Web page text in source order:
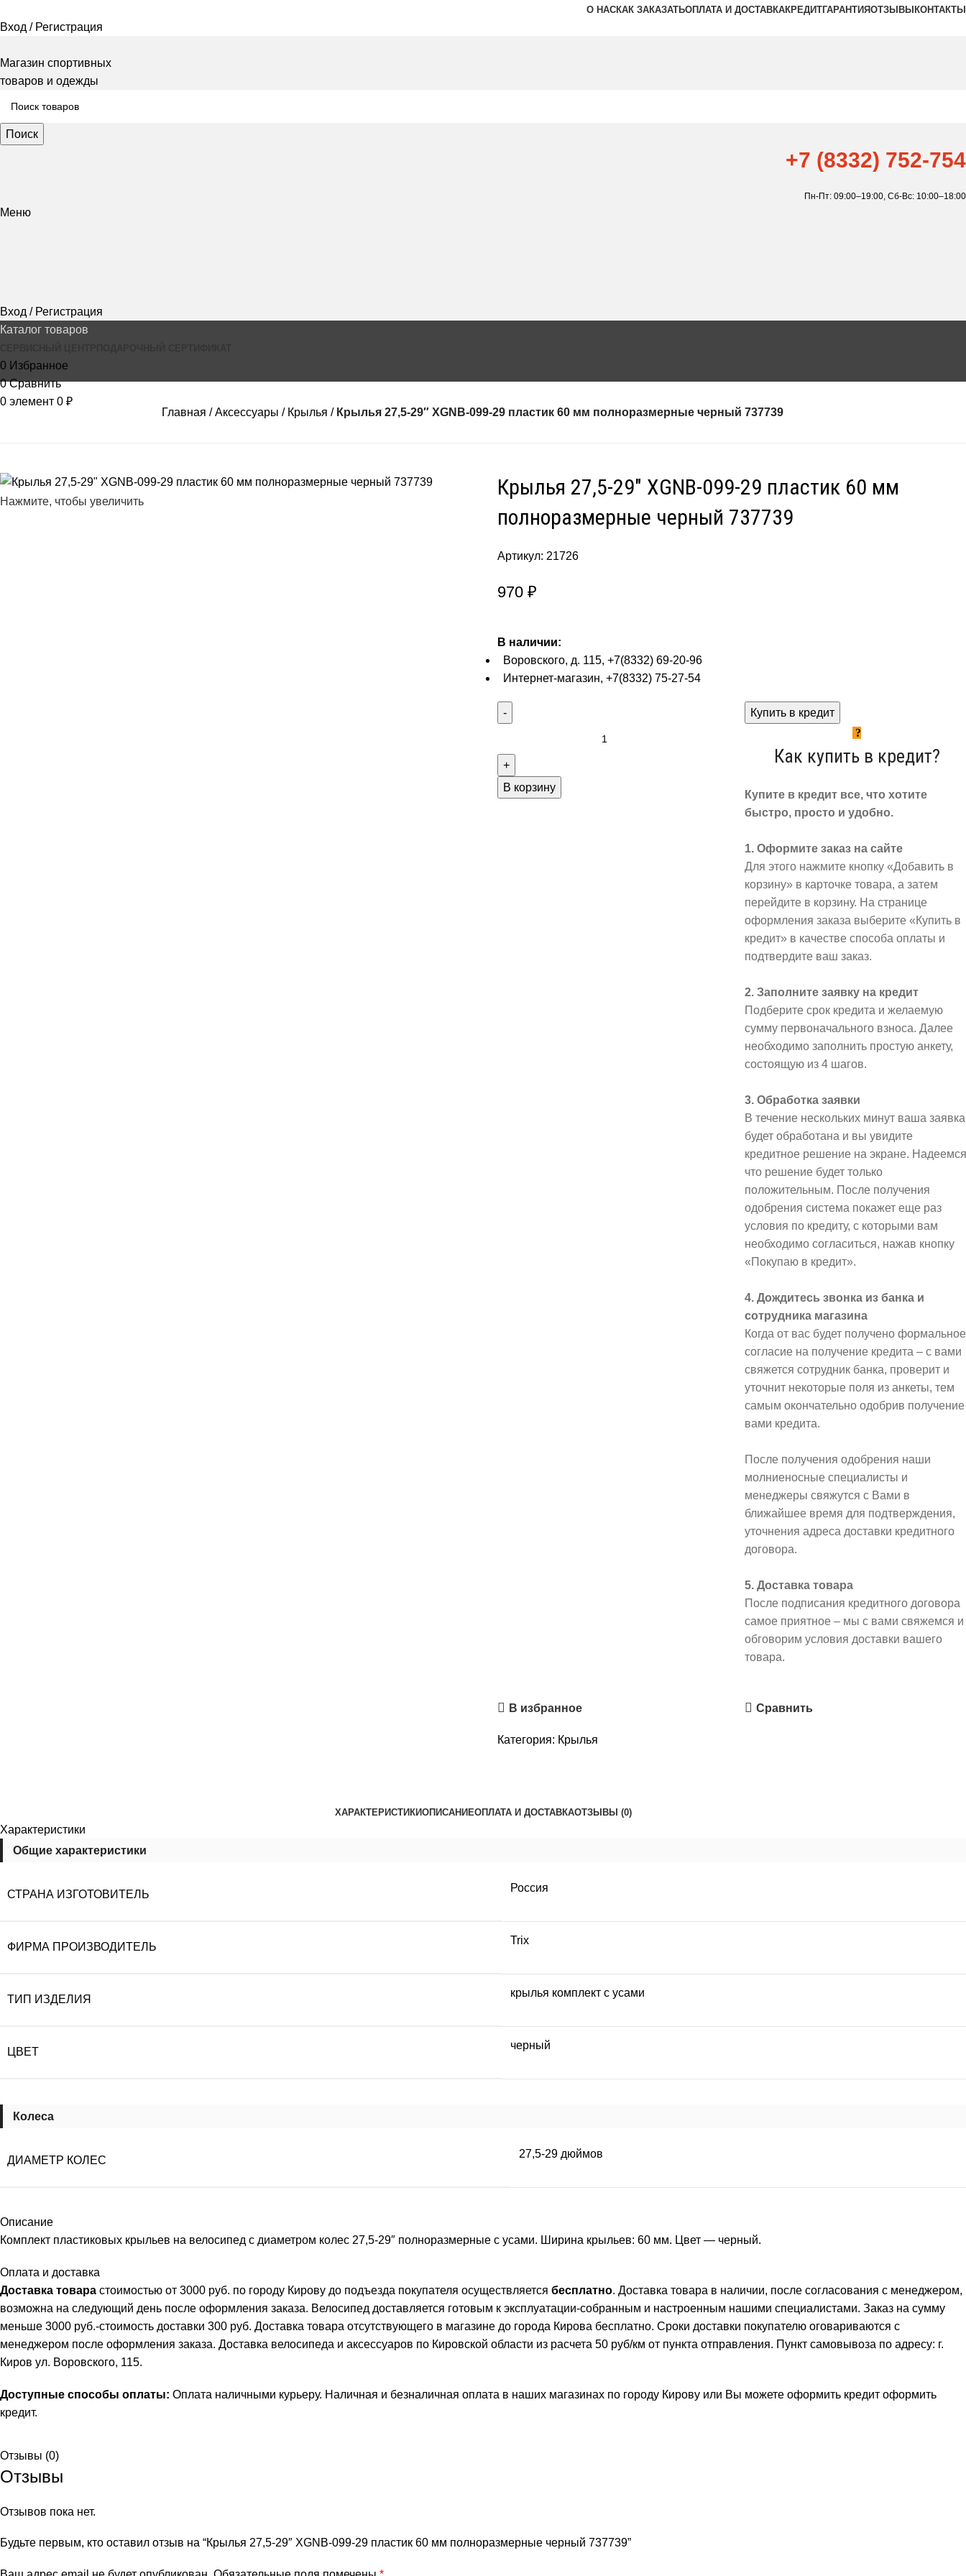
О НАСКАК ЗАКАЗАТЬОПЛАТА И ДОСТАВКАКРЕДИТГАРАНТИЯОТЗЫВЫ КОНТАКТЫ
Вход / Регистрация
Магазин спортивных
товаров и одежды
Поиск
+7 (8332) 752-754
Пн-Пт: 09:00–19:00, Сб-Вс: 10:00–18:00
Меню
Вход / Регистрация
Каталог товаров
0 Избранное
0 Сравнить
0 элемент 0 ₽
Главная
Аксессуары Крылья Крылья 27,5-29″ XGNB-099-29 пластик 60 мм полноразмерные черный 737739
Нажмите, чтобы увеличить
Крылья 27,5-29″ XGNB-099-29 пластик 60 мм
полноразмерные черный 737739
Артикул: 21726
970 ₽
В наличии:
Воровского, д. 115, +7(8332) 69-20-96
Интернет-магазин, +7(8332) 75-27-54
В корзину
Купить в кредит
Как купить в кредит?
Купите в кредит все, что хотите
быстро, просто и удобно.
1. Оформите заказ на сайте
Для этого нажмите кнопку «Добавить в
корзину» в карточке товара, а затем
перейдите в корзину. На странице
оформления заказа выберите «Купить в
кредит» в качестве способа оплаты и
подтвердите ваш заказ.
2. Заполните заявку на кредит
Подберите срок кредита и желаемую
сумму первоначального взноса. Далее
необходимо заполнить простую анкету,
состоящую из 4 шагов.
3. Обработка заявки
В течение нескольких минут ваша заявка
будет обработана и вы увидите
кредитное решение на экране.
что решение будет только
положительным. После получения
одобрения система покажет еще раз
условия по кредиту, с которыми вам
необходимо согласиться, нажав кнопку
«Покупаю в кредит».
4. Дождитесь звонка из банка и
сотрудника магазина
Когда от вас будет получено формальное
согласие на получение кредита – с вами
свяжется сотрудник банка, проверит и
уточнит некоторые поля из анкеты, тем
самым окончательно одобрив получение
вами кредита.
После получения одобрения наши
молниеносные специалисты и
менеджеры свяжутся с Вами в
ближайшее время для подтверждения,
уточнения адреса доставки кредитного
договора.
5. Доставка товара
После подписания кредитного договора
самое приятное – мы с вами свяжемся и
обговорим условия доставки вашего
товара.
В избранное Сравнить
Категория: Крылья
ХАРАКТЕРИСТИКИОПИСАНИЕОПЛАТА И ДОСТАВКАОТЗЫВЫ (0)
Характеристики
Общие характеристики
СТРАНА ИЗГОТОВИТЕЛЬ
Россия
ФИРМА ПРОИЗВОДИТЕЛЬ
Trix
ТИП ИЗДЕЛИЯ
крылья комплект с усами
ЦВЕТ
черный
Колеса
ДИАМЕТР КОЛЕС
27,5-29 дюймов
Описание
Комплект пластиковых крыльев на велосипед с диаметром колес 27,5-29″ полноразмерные с усами. Ширина крыльев: 60 мм. Цвет — черный.
Оплата и доставка
Доставка товара стоимостью от 3000 руб. по городу Кирову до подъезда покупателя осуществляется бесплатно. Доставка товара в наличии, после согласования с менеджером,
возможна на следующий день после оформления заказа. Велосипед доставляется готовым к эксплуатации-собранным и настроенным нашими специалистами. Заказ на сумму
меньше 3000 руб.-стоимость доставки 300 руб. Доставка товара отсутствующего в магазине до города Кирова бесплатно. Сроки доставки покупателю оговариваются с
менеджером после оформления заказа. Доставка велосипеда и аксессуаров по Кировской области из расчета 50 руб/км от пункта отправления. Пункт самовывоза по адресу: г.
Киров ул. Воровского, 115.
Доступные способы оплаты: Оплата наличными курьеру. Наличная и безналичная оплата в наших магазинах по городу Кирову или Вы можете оформить кредит оформить
кредит.
Отзывы (0)
Отзывы
Отзывов пока нет.
Будьте первым, кто оставил отзыв на “Крылья 27,5-29″ XGNB-099-29 пластик 60 мм полноразмерные черный 737739”